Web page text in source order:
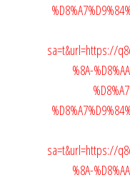
sa=t&url=https://
%8A-
sa=t&url=https://
%8A-